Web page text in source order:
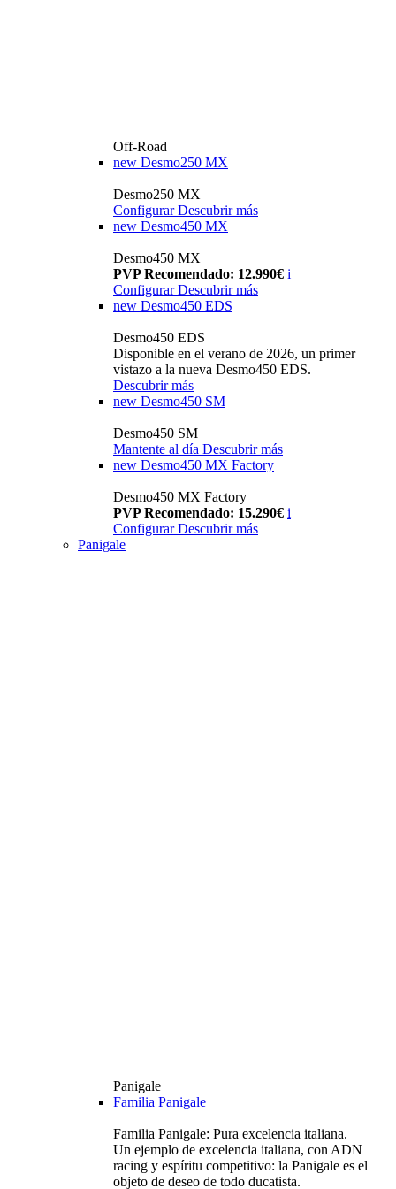
Off-Road
new Desmo250 MX
Desmo250 MX
Configurar Descubrir más
new Desmo450 MX
Desmo450 MX
PVP Recomendado: 12.990€ i
Configurar Descubrir más
new Desmo450 EDS
Desmo450 EDS
Disponible en el verano de 2026, un primer
vistazo a la nueva Desmo450 EDS.
Descubrir más
new Desmo450 SM
Desmo450 SM
Mantente al día Descubrir más
new Desmo450 MX Factory
Desmo450 MX Factory
PVP Recomendado: 15.290€ i
Configurar Descubrir más
Panigale
Panigale
Familia Panigale
Familia Panigale: Pura excelencia italiana.
Un ejemplo de excelencia italiana, con ADN
racing y espíritu competitivo: la Panigale es el
objeto de deseo de todo ducatista.